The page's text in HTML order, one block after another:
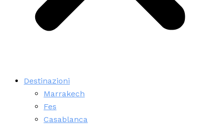
Destinazioni
Marrakech
Fes
Casablanca